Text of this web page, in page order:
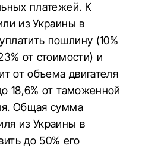
платежей. К
из Украины в
пошлину (10%
от стоимости) и
от объема двигателя
18,6% от таможенной
Общая сумма
из Украины в
до 50% его